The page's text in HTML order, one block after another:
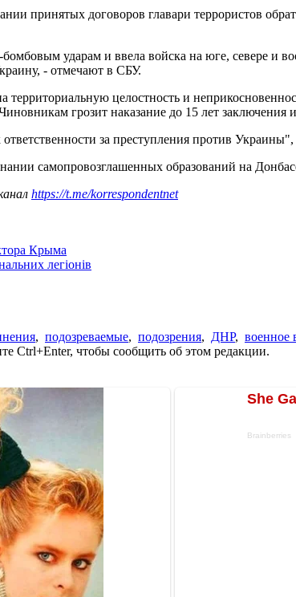
принятых договоров главари террористов
ударам и ввела войска на юге, севере и
- отмечают в СБУ.
территориальную целостность и
грозит наказание до 15 лет
за преступления против Украины",
самопровозглашенных образований на
https://t.me/korrespondentnet
Крыма
легіонів
, подозреваемые, подозрения, ДНР, военное
Ctrl+Enter, чтобы сообщить об этом редакции.